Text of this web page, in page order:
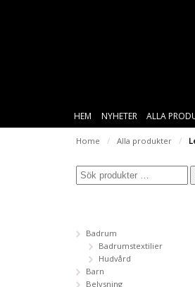
HEM NYHETER ALLA
Home / Alla produkter /
Badrum
Badrumstextilier
Hudvård
Barn
Belysning